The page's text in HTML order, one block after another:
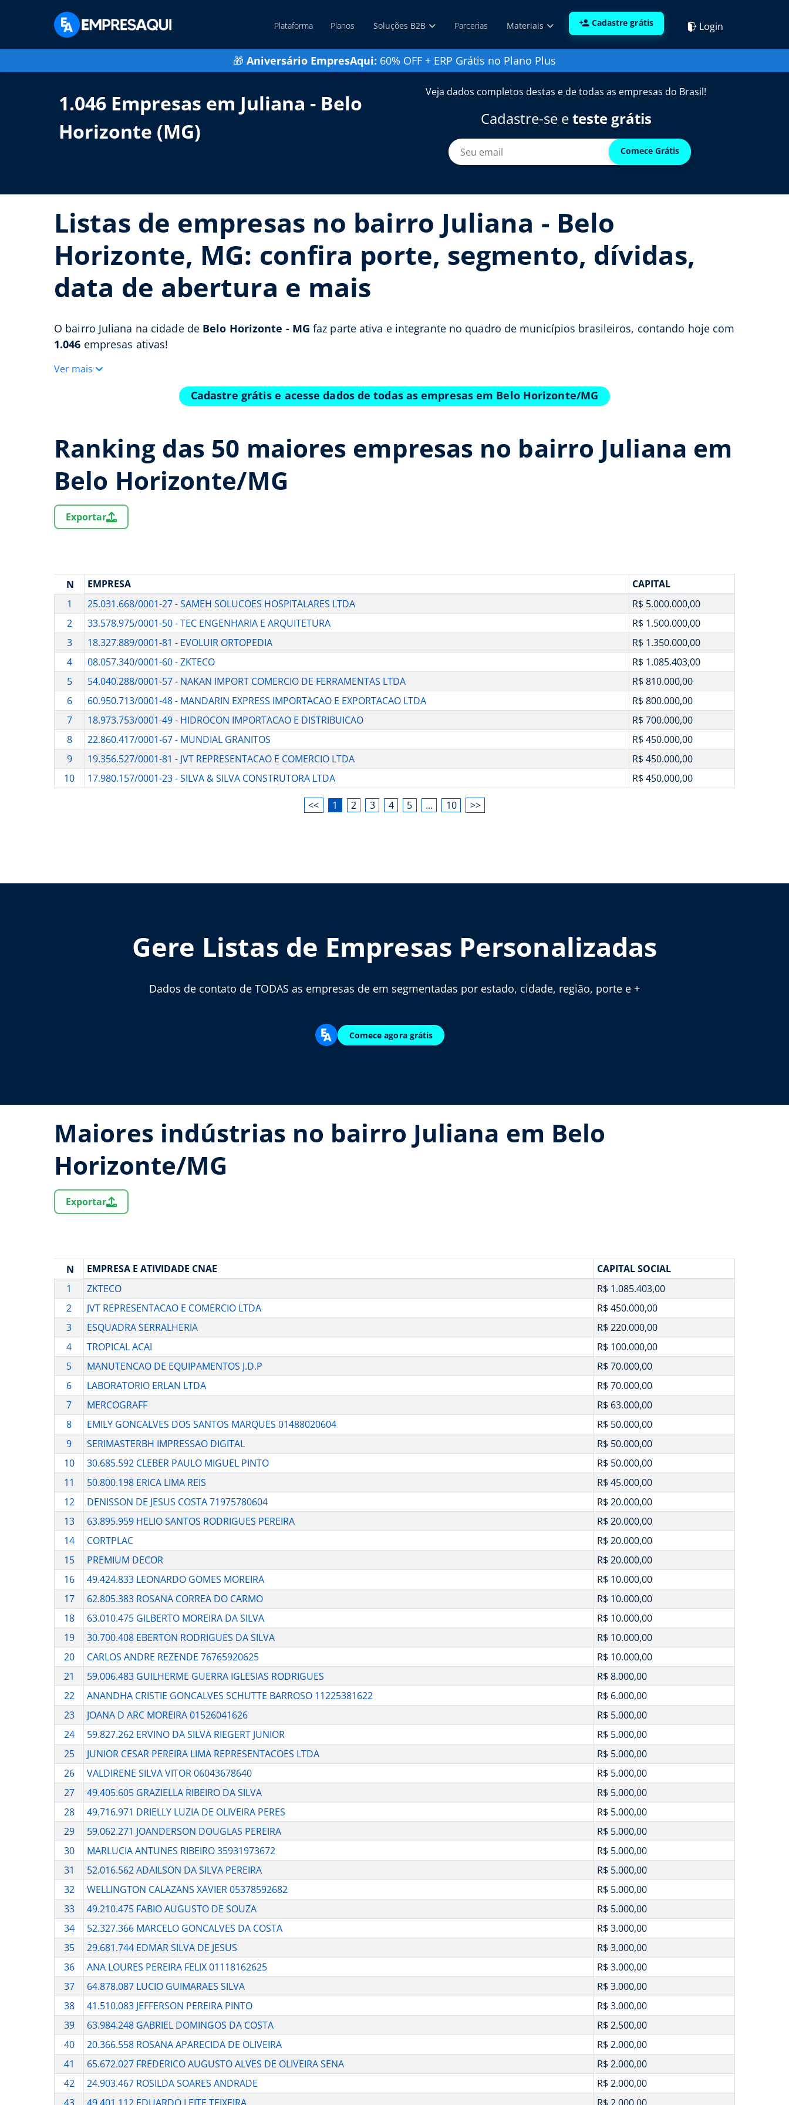
Plataforma Planos Soluções B2B Parcerias Materiais Cadastre grátis Login
🎁 Aniversário EmpresAqui: 60% OFF + ERP Grátis no Plano Plus
1.046 Empresas em Juliana - Belo
Horizonte (MG)
Veja dados completos destas e de todas as empresas do Brasil!
Cadastre-se eteste grátis
Comece Grátis
Listas de empresas no bairro Juliana - Belo
Horizonte, MG: confira porte, segmento, dívidas,
data de abertura e mais
O bairro Juliana na cidade de Belo Horizonte - MG faz parte ativa e integrante no quadro de municípios brasileiros, contando hoje com
1.046 empresas ativas!
Ver mais
Cadastre grátis e acesse dados de todas as empresas em Belo Horizonte/MG
Ranking das 50 maiores empresas no bairro Juliana em
Belo Horizonte/MG
Exportar
N EMPRESA
CAPITAL
1
25.031.668/0001-27 - SAMEH SOLUCOES HOSPITALARES LTDA
R$ 5.000.000,00
2
33.578.975/0001-50 - TEC ENGENHARIA E ARQUITETURA
R$ 1.500.000,00
3
18.327.889/0001-81 - EVOLUIR ORTOPEDIA
R$ 1.350.000,00
4
08.057.340/0001-60 - ZKTECO
R$ 1.085.403,00
5
54.040.288/0001-57 - NAKAN IMPORT COMERCIO DE FERRAMENTAS LTDA
R$ 810.000,00
6
60.950.713/0001-48 - MANDARIN EXPRESS IMPORTACAO E EXPORTACAO LTDA
R$ 800.000,00
7
18.973.753/0001-49 - HIDROCON IMPORTACAO E DISTRIBUICAO
R$ 700.000,00
8
22.860.417/0001-67 - MUNDIAL GRANITOS
R$ 450.000,00
9
19.356.527/0001-81 - JVT REPRESENTACAO E COMERCIO LTDA
R$ 450.000,00
10
17.980.157/0001-23 - SILVA & SILVA CONSTRUTORA LTDA R$ 450.000,00
<< 1 2 3 4 5 … 10 >>
Gere Listas de Empresas Personalizadas
Dados de contato de TODAS as empresas de em segmentadas por estado, cidade, região, porte e +
Comece agora grátis
Maiores indústrias no bairro Juliana em Belo
Horizonte/MG
Exportar
N EMPRESA E ATIVIDADE CNAE
CAPITAL SOCIAL
1
ZKTECO
R$ 1.085.403,00
2
JVT REPRESENTACAO E COMERCIO LTDA
R$ 450.000,00
3
ESQUADRA SERRALHERIA
R$ 220.000,00
4
TROPICAL ACAI
R$ 100.000,00
5
MANUTENCAO DE EQUIPAMENTOS J.D.P
R$ 70.000,00
6
LABORATORIO ERLAN LTDA
R$ 70.000,00
7
MERCOGRAFF
R$ 63.000,00
8
EMILY GONCALVES DOS SANTOS MARQUES 01488020604
R$ 50.000,00
9
SERIMASTERBH IMPRESSAO DIGITAL
R$ 50.000,00
10
30.685.592 CLEBER PAULO MIGUEL PINTO
R$ 50.000,00
11
50.800.198 ERICA LIMA REIS
R$ 45.000,00
12
DENISSON DE JESUS COSTA 71975780604
R$ 20.000,00
13
63.895.959 HELIO SANTOS RODRIGUES PEREIRA
R$ 20.000,00
14
CORTPLAC
R$ 20.000,00
15
PREMIUM DECOR
R$ 20.000,00
16
49.424.833 LEONARDO GOMES MOREIRA
R$ 10.000,00
17
62.805.383 ROSANA CORREA DO CARMO
R$ 10.000,00
18
63.010.475 GILBERTO MOREIRA DA SILVA
R$ 10.000,00
19
30.700.408 EBERTON RODRIGUES DA SILVA
R$ 10.000,00
20
CARLOS ANDRE REZENDE 76765920625
R$ 10.000,00
21
59.006.483 GUILHERME GUERRA IGLESIAS RODRIGUES
R$ 8.000,00
22
ANANDHA CRISTIE GONCALVES SCHUTTE BARROSO 11225381622
R$ 6.000,00
23
JOANA D ARC MOREIRA 01526041626
R$ 5.000,00
24
59.827.262 ERVINO DA SILVA RIEGERT JUNIOR
R$ 5.000,00
25
JUNIOR CESAR PEREIRA LIMA REPRESENTACOES LTDA
R$ 5.000,00
26
VALDIRENE SILVA VITOR 06043678640
R$ 5.000,00
27
49.405.605 GRAZIELLA RIBEIRO DA SILVA
R$ 5.000,00
28
49.716.971 DRIELLY LUZIA DE OLIVEIRA PERES
R$ 5.000,00
29
59.062.271 JOANDERSON DOUGLAS PEREIRA
R$ 5.000,00
30
MARLUCIA ANTUNES RIBEIRO 35931973672
R$ 5.000,00
31
52.016.562 ADAILSON DA SILVA PEREIRA
R$ 5.000,00
32
WELLINGTON CALAZANS XAVIER 05378592682
R$ 5.000,00
33
49.210.475 FABIO AUGUSTO DE SOUZA
R$ 5.000,00
34
52.327.366 MARCELO GONCALVES DA COSTA
R$ 3.000,00
35
29.681.744 EDMAR SILVA DE JESUS
R$ 3.000,00
36
ANA LOURES PEREIRA FELIX 01118162625
R$ 3.000,00
37
64.878.087 LUCIO GUIMARAES SILVA
R$ 3.000,00
38
41.510.083 JEFFERSON PEREIRA PINTO
R$ 3.000,00
39
63.984.248 GABRIEL DOMINGOS DA COSTA
R$ 2.500,00
40
20.366.558 ROSANA APARECIDA DE OLIVEIRA
R$ 2.000,00
41
65.672.027 FREDERICO AUGUSTO ALVES DE OLIVEIRA SENA
R$ 2.000,00
42
24.903.467 ROSILDA SOARES ANDRADE
R$ 2.000,00